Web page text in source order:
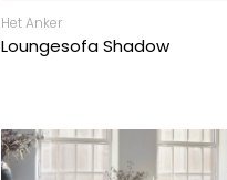
Het Anker
Loungesofa Shadow